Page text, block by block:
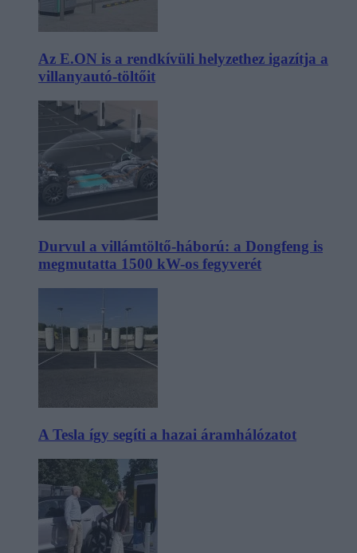
Az E.ON is a rendkívüli helyzethez igazítja a
villanyautó-töltőit
Durvul a villámtöltő-háború: a Dongfeng is
megmutatta 1500 kW-os fegyverét
A Tesla így segíti a hazai áramhálózatot